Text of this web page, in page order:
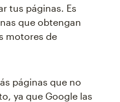
tus páginas. Es
que obtengan
motores de
páginas que no
ya que Google las